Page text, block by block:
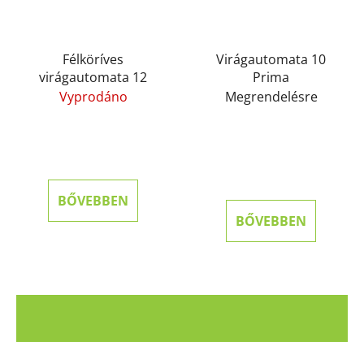
Félköríves
virágautomata 12
Vyprodáno
BŐVEBBEN
Virágautomata 10
Prima
Megrendelésre
BŐVEBBEN